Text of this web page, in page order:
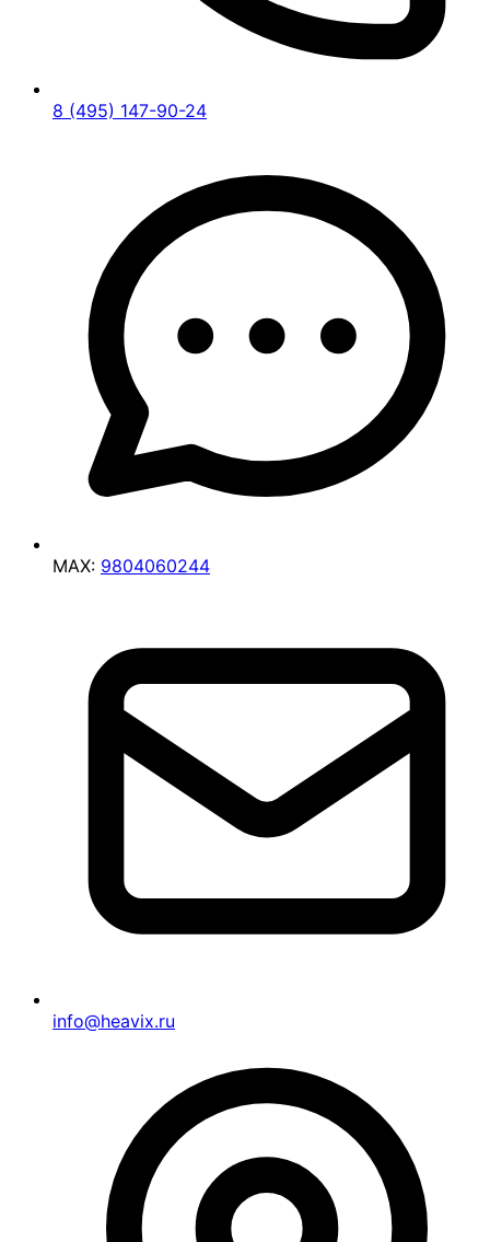
8 (495) 147-90-24
MAX: 9804060244
info@heavix.ru